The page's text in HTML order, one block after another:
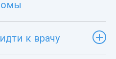
к врачу